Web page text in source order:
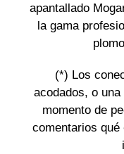
apantallado
la gama
(*) Los
acodados, o
momento de
comentarios